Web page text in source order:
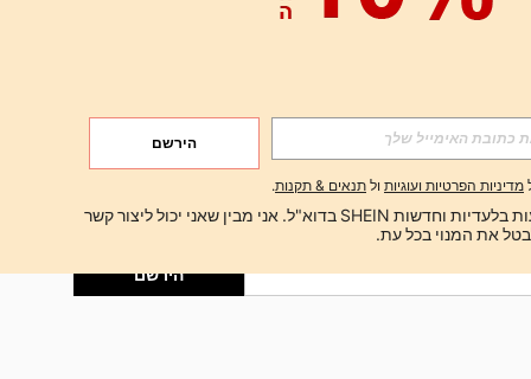
הירשם
הירשם
הירשם
הירשם
מדיניות הפרטיות ועוגיות ול תנאים & תקנות.
ברצוני לקבל הצעות בלעדיות וחדשות SHEIN בדוא"ל. אני מבין שאני יכול ליצור קשר